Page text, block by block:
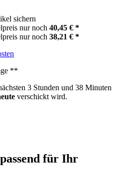
sichern
nur noch 40,45 € *
nur noch 38,21 € *
**
3 Stunden und 38 Minuten
verschickt wird.
für Ihr